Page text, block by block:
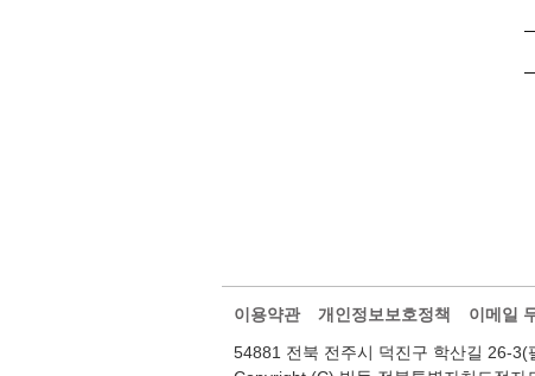
이용약관 개인정보보호정책
이메일
54881 전북 전주시 덕진구 학산길 26-